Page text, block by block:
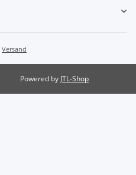
Versand
Powered by JTL-Shop